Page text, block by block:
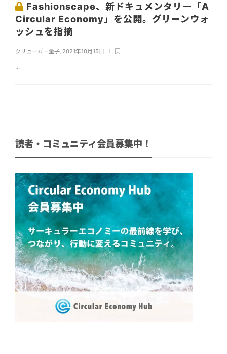
Fashionscape、新ドキュメンタリー「A
Circular Economy」を公開。グリーンウォ
ッシュを指摘
クリューガー量子, 2021年10月15日
...
読者・コミュニティ会員募集中！